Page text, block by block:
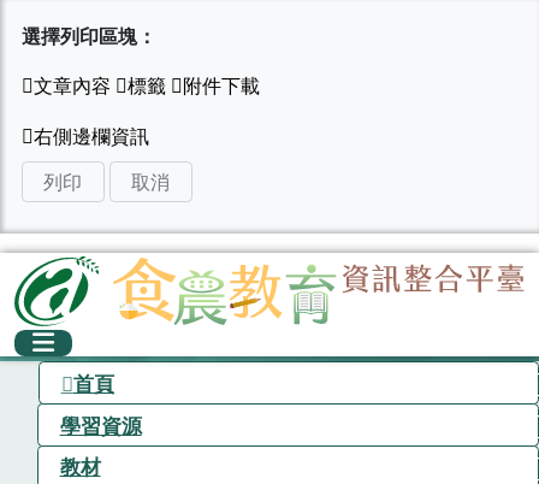
選擇列印區塊：
列印 取消
首頁
學習資源
教材